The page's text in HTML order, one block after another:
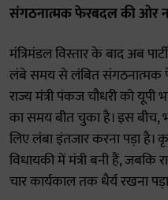
संगठनात्मक फेरबदल की ओर
मंत्रिमंडल विस्तार के बाद अब
लंबे समय से लंबित संगठनात्मक
राज्य मंत्री पंकज चौधरी को
का समय बीत चुका है। इस बीच,
लिए लंबा इंतजार करना पड़ा है।
विधायकी में मंत्री बनी हैं,
चार कार्यकाल तक धैर्य रखना